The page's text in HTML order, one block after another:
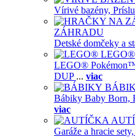
Vírivé bazény,
ZÁHRADU
Detské domčeky a
LEGO®
LEGO®
DUP ... viac
Bábiky Baby Born,
viac
Garáže a hracie sety,